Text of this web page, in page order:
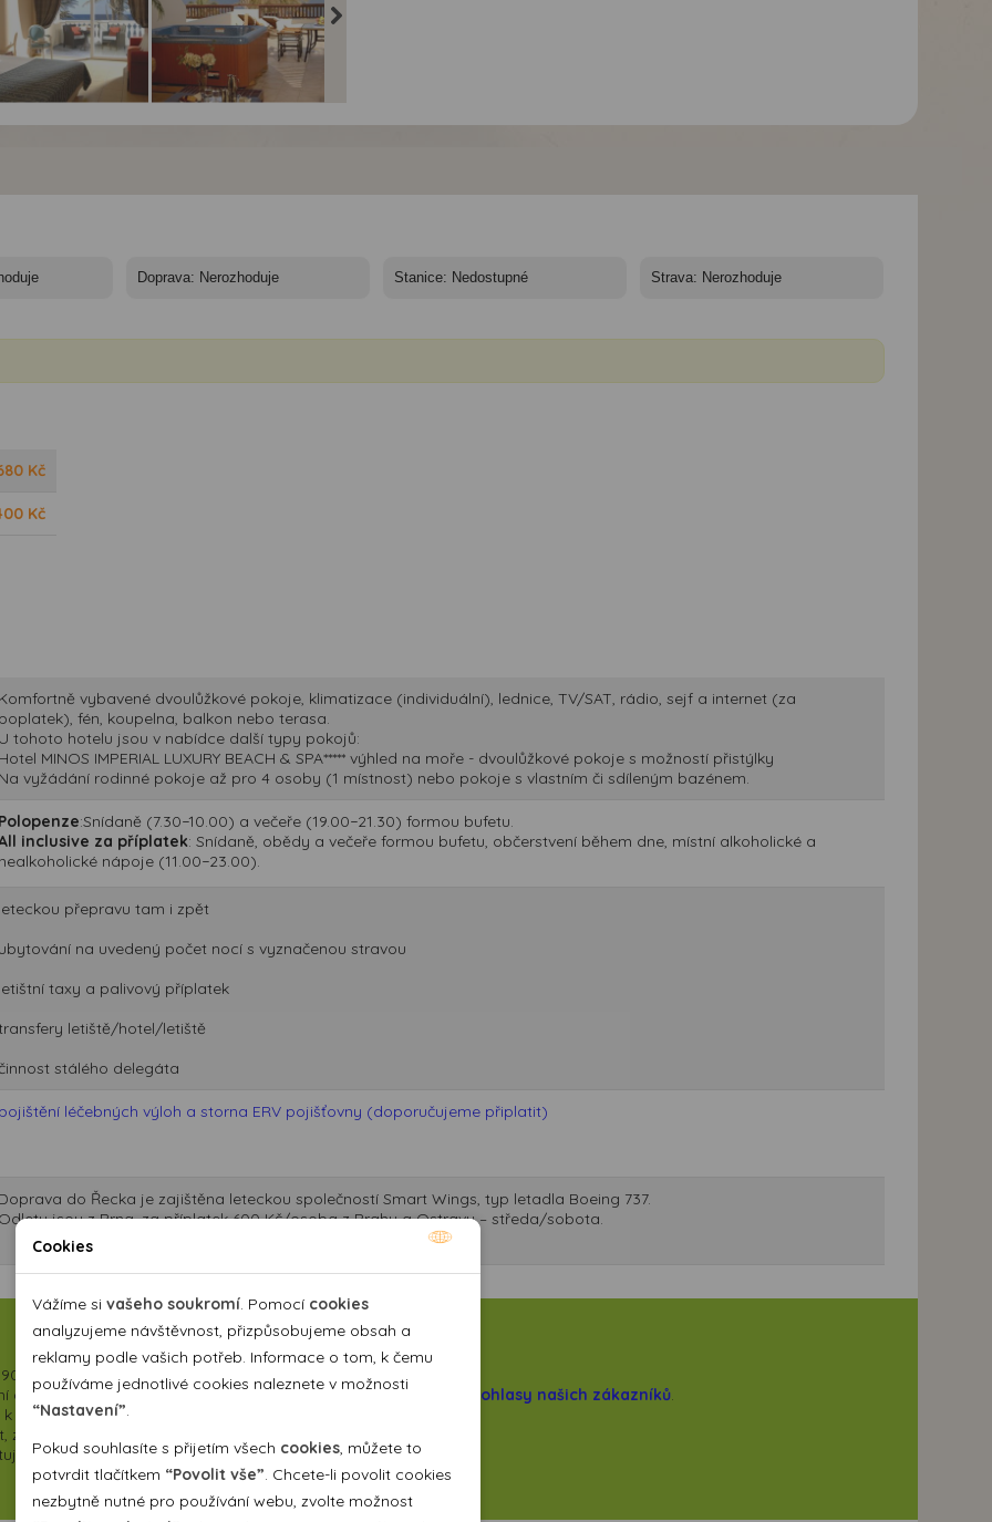
Kč
Kč
vybavené dvoulůžkové pokoje, klimatizace (individuální), lednice, TV/SAT, rádio, sejf a internet (za
fén, koupelna, balkon nebo terasa.
tohoto hotelu jsou v nabídce další typy pokojů:
MINOS IMPERIAL LUXURY BEACH & SPA***** výhled na moře - dvoulůžkové pokoje s možností přistýlky
vyžádání rodinné pokoje až pro 4 osoby (1 místnost) nebo pokoje s vlastním či sdíleným bazénem.
:Snídaně (7.30−10.00) a večeře (19.00−21.30) formou bufetu.
inclusive za příplatek: Snídaně, obědy a večeře formou bufetu, občerstvení během dne, místní alkoholické a
nápoje (11.00−23.00).
přepravu tam i zpět
na uvedený počet nocí s vyznačenou stravou
taxy a palivový příplatek
letiště/hotel/letiště
stálého delegáta
léčebných výloh a storna ERV pojišťovny (doporučujeme připlatit)
do Řecka je zajištěna leteckou společností Smart Wings, typ letadla Boeing 737.
jsou z Brna, za příplatek 600 Kč/osoba z Prahy a Ostravy – středa/sobota.
- více informací ZDE
a vyšší kategorii zajišťovaných služeb. Můžete si přečíst některé ohlasy našich zákazníků.
nám vracejí a poskytujeme jim slevy
objednat i zaplatit
navybrané zájezdy
Cookies
Vážíme si vašeho soukromí. Pomocí cookies
analyzujeme návštěvnost, přizpůsobujeme obsah a
reklamy podle vašich potřeb. Informace o tom, k čemu
používáme jednotlivé cookies naleznete v možnosti
“Nastavení”.
Pokud souhlasíte s přijetím všech cookies, můžete to
potvrdit tlačítkem “Povolit vše”. Chcete-li povolit cookies
nezbytně nutné pro používání webu, zvolte možnost
Nutné cookies pomáhají, aby byla webová stránka
použitelná tak, že umožní základní funkce jako navigace
stránky a přístup k zabezpečeným sekcím webové stránky.
Webová stránka nemůže správně fungovat bez těchto
cookies.
Analytické cookies
Pomocí analytických cookies můžeme měřit návštěvnost